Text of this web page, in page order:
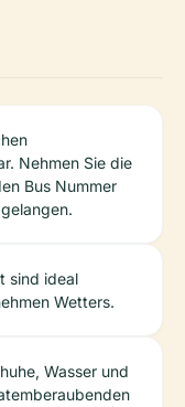
Nehmen Sie die
Bus Nummer
sind ideal
Wetters.
Wasser und